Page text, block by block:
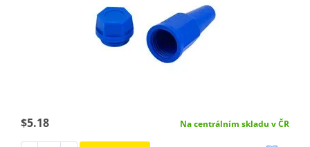
$5.18 Na centrálním skladu v ČR